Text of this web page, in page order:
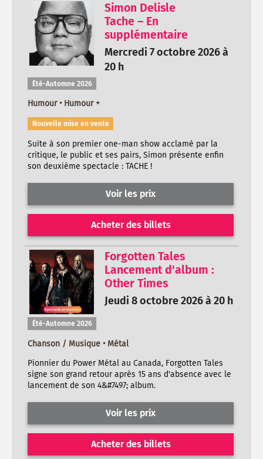
Simon Delisle
Tache – En
supplémentaire
Mercredi 7 octobre 2026 à
20 h
Été-Automne 2026
Humour • Humour +
Nouvelle mise en vente
Suite à son premier one-man show acclamé par la
critique, le public et ses pairs, Simon présente enfin
son deuxième spectacle : TACHE !
Voir les prix
Acheter des billets
Forgotten Tales
Lancement d'album :
Other Times
Jeudi 8 octobre 2026 à 20 h
Été-Automne 2026
Chanson / Musique • Métal
Pionnier du Power Métal au Canada, Forgotten Tales
signe son grand retour après 15 ans d'absence avec le
lancement de son 4&#7497; album.
Voir les prix
Acheter des billets